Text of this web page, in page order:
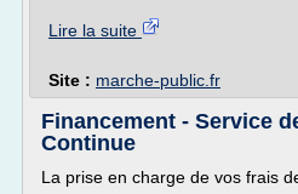
Lire la suite
Site : marche-public.fr
Financement - Service
Continue
La prise en charge de vos frais